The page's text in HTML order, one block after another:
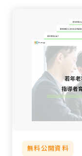
無料公開資料